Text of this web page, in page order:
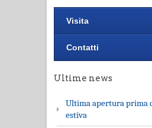
Visita
Contatti
Ultime news
Ultima apertura prima
estiva